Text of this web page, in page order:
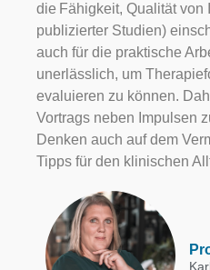
die Fähigkeit, Qualität von
publizierter Studien)
auch für die praktische
unerlässlich, um
evaluieren zu können.
Vortrags neben Impulsen
Denken auch auf dem
Tipps für den klinischen